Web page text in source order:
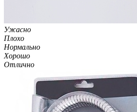
Ужасно
Плохо
Нормально
Хорошо
Отлично